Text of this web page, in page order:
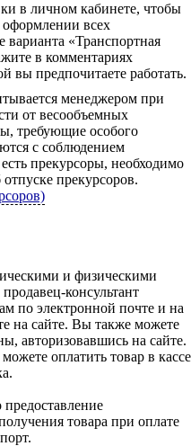
в личном кабинете, чтобы
оформлении всех
«Транспортная
в комментариях
вы предпочитаете работать.
менеджером при
от весообъемных
требующие особого
с соблюдением
прекурсоры, необходимо
прекурсоров.
и физическими
консультант
по электронной почте и на
на сайте. Вы также можете
авторизовавшись на сайте.
оплатить товар в кассе
товара при оплате